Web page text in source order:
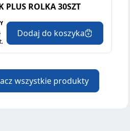
PLUS ROLKA 30SZT
Dodaj do koszyka
wszystkie produkty